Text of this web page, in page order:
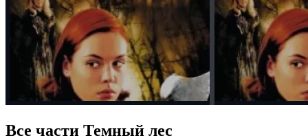
Все части Темный лес